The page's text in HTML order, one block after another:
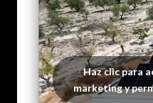
Haz clic para
marketing y